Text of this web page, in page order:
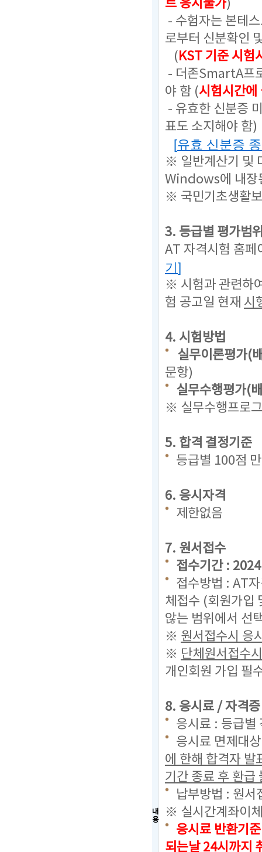
내
용
트 응시불가)
- 수험자는 본테
로부터 신분확인
(KST 기준 시험
- 더존SmartA프
야 함 (시험시간에
- 유효한 신분증
표도 소지해야 함)
[유효 신분증
※ 일반계산기 및
Windows에 내장
※ 국민기초생활
3. 등급별 평가범
AT 자격시험 홈페
기]
※ 시험과 관련하
험 공고일 현재 시
4. 시험방법
실무이론평가(
문항)
실무수행평가(
※ 실무수행프로
5. 합격 결정기준
등급별 100점
6. 응시자격
제한없음
7. 원서접수
접수기간 :
접수방법 : AT
체접수 (회원가입
않는 범위에서 선
※ 원서접수시 응
※ 단체원서접수
개인회원 가입 필
8. 응시료 / 자격
응시료 : 등급
응시료 면제대
에 한해 합격자 발
기간 종료 후 환급
납부방법 : 원서
※ 실시간계좌이
응시료 반환기
되는날 24시까지